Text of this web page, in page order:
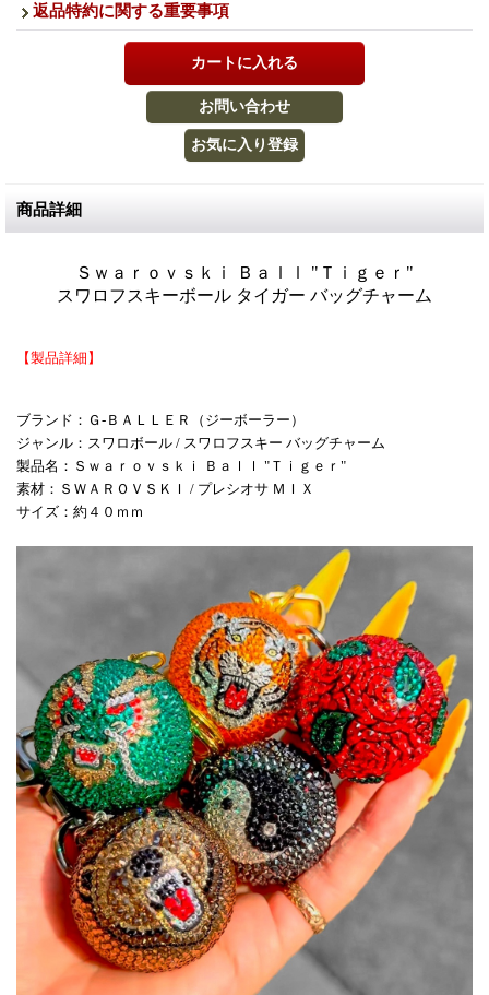
返品特約に関する重要事項
商品詳細
Ｓｗａｒｏｖｓｋｉ Ｂａｌｌ "Ｔｉｇｅｒ"
スワロフスキーボール タイガー バッグチャーム
【製品詳細】
ブランド：Ｇ-ＢＡＬＬＥＲ（ジーボーラー）
ジャンル：スワロボール / スワロフスキー バッグチャーム
製品名： Ｓｗａｒｏｖｓｋｉ Ｂａｌｌ "Ｔｉｇｅｒ"
素材：ＳＷＡＲＯＶＳＫＩ / プレシオサ ＭＩＸ
サイズ：約４０ｍｍ